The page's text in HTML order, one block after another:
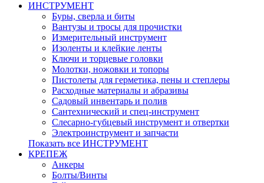
ИНСТРУМЕНТ
Буры, сверла и биты
Вантузы и тросы для прочистки
Измерительный инструмент
Изоленты и клейкие ленты
Ключи и торцевые головки
Молотки, ножовки и топоры
Пистолеты для герметика, пены и степлеры
Расходные материалы и абразивы
Садовый инвентарь и полив
Сантехнический и спец-инструмент
Слесарно-губцевый инструмент и отвертки
Электроинструмент и запчасти
Показать все ИНСТРУМЕНТ
КРЕПЕЖ
Анкеры
Болты/Винты